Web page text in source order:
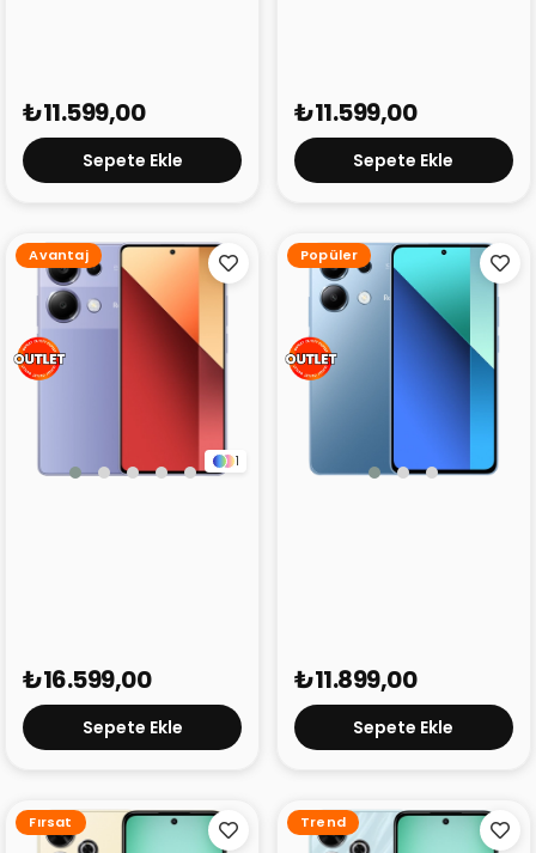
₺11.599,00
Sepete Ekle
₺11.599,00
Sepete Ekle
1
₺16.599,00
Sepete Ekle
Avantaj
₺11.899,00
Sepete Ekle
Popüler
Fırsat Trend